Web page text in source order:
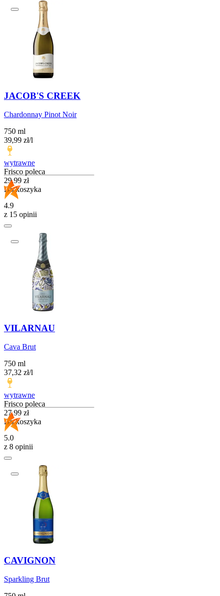
JACOB'S CREEK
Chardonnay Pinot Noir
750 ml
39,99 zł/l
wytrawne
Frisco poleca
Cena
29,99 zł
Do koszyka
4.9
z 15 opinii
VILARNAU
Cava Brut
750 ml
37,32 zł/l
wytrawne
Frisco poleca
Cena
27,99 zł
Do koszyka
5.0
z 8 opinii
CAVIGNON
Sparkling Brut